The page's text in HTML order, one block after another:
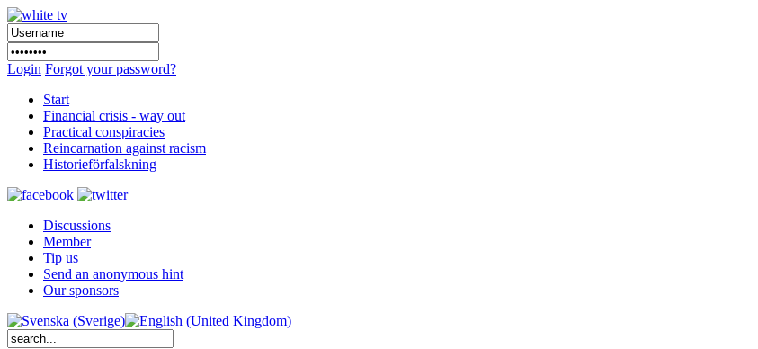
Login Forgot your password?
Start
Financial crisis - way out
Practical conspiracies
Reincarnation against racism
Historieförfalskning
Discussions
Member
Tip us
Send an anonymous hint
Our sponsors